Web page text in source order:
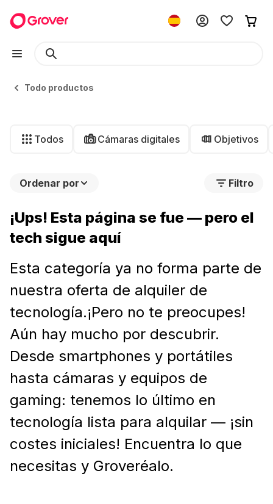
Todo productos
Todos Cámaras digitales Objetivos
Ordenar por Filtro
¡Ups! Esta página se fue — pero el
tech sigue aquí
Esta categoría ya no forma parte de
nuestra oferta de alquiler de
tecnología.¡Pero no te preocupes!
Aún hay mucho por descubrir.
Desde smartphones y portátiles
hasta cámaras y equipos de
gaming: tenemos lo último en
tecnología lista para alquilar — ¡sin
costes iniciales! Encuentra lo que
necesitas y Groveréalo.